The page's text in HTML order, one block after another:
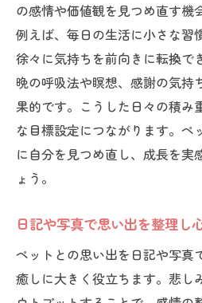
の感情や価値観を見つめ直す機
例えば、毎日の生活に小さな習
徐々に気持ちを前向きに転換で
晩の呼吸法や瞑想、感謝の気持
果的です。こうした日々の積み
な目標設定につながります。ペ
に自分を見つめ直し、成長を実
ょう。
日記や写真で思い出を整理し
ペットとの思い出を日記や写真
癒しに大きく役立ちます。悲し